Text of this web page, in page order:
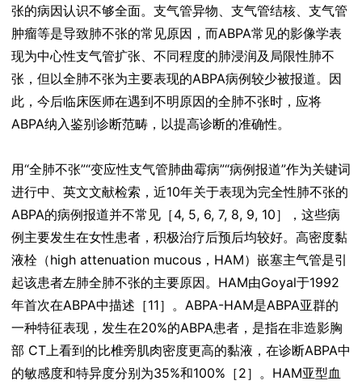
张的病因认识不够全面。支气管异物、支气管结核、支气管
肿瘤等是导致肺不张的常见原因，而ABPA常见的影像学表
现为中心性支气管扩张、不同程度的肺浸润及局限性肺不
张，但以全肺不张为主要表现的ABPA病例较少被报道。因
此，今后临床医师在遇到不明原因的全肺不张时，应将
ABPA纳入鉴别诊断范畴，以提高诊断的准确性。
用“全肺不张”“变应性支气管肺曲霉病”“病例报道”作为关键词
进行中、英文文献检索，近10年关于表现为完全性肺不张的
ABPA的病例报道并不常见［4, 5, 6, 7, 8, 9, 10］，这些病
例主要发生在女性患者，积极治疗后预后均较好。高密度黏
液栓（high attenuation mucous，HAM）嵌塞主气管是引
起该患者左肺全肺不张的主要原因。HAM由Goyal于1992
年首次在ABPA中描述［11］。ABPA-HAM是ABPA亚群的
一种特征表现，发生在20%的ABPA患者，是指在非造影胸
部 CT上看到的比椎旁肌肉密度更高的黏液，在诊断ABPA中
的敏感度和特异度分别为35%和100%［2］。HAM亚型血